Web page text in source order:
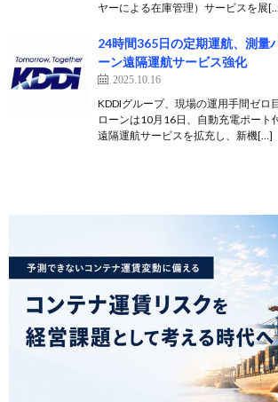
ヤーによる在庫管理）サービスを展
24時間365日の定期運航、測量
ーン遠隔運航サービス強化
2025.10.16
KDDIグループ、現場の運用手間ゼロ
ローンは10月16日、自動充電ポート
遠隔運航サービスを拡充し、新機[…]